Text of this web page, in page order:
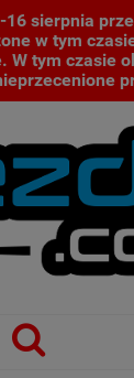
16 sierpnia
w tym
W tym czasie